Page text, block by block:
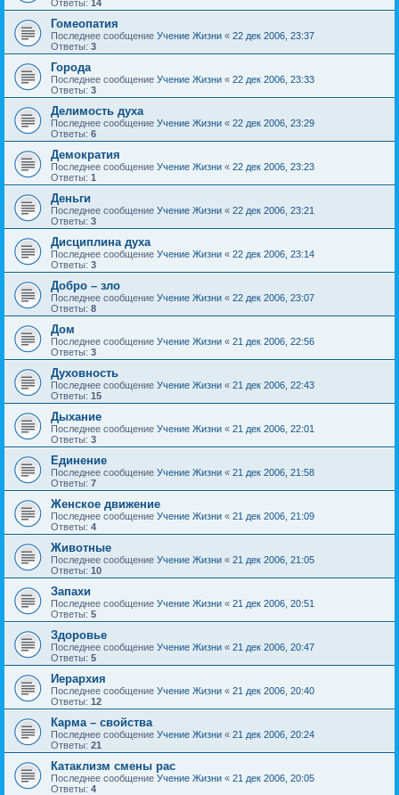
Ответы: 14
Гомеопатия
Последнее сообщение Учение Жизни « 22 дек 2006, 23:37
Ответы: 3
Города
Последнее сообщение Учение Жизни « 22 дек 2006, 23:33
Ответы: 3
Делимость духа
Последнее сообщение Учение Жизни « 22 дек 2006, 23:29
Ответы: 6
Демократия
Последнее сообщение Учение Жизни « 22 дек 2006, 23:23
Ответы: 1
Деньги
Последнее сообщение Учение Жизни « 22 дек 2006, 23:21
Ответы: 3
Дисциплина духа
Последнее сообщение Учение Жизни « 22 дек 2006, 23:14
Ответы: 3
Добро – зло
Последнее сообщение Учение Жизни « 22 дек 2006, 23:07
Ответы: 8
Дом
Последнее сообщение Учение Жизни « 21 дек 2006, 22:56
Ответы: 3
Духовность
Последнее сообщение Учение Жизни « 21 дек 2006, 22:43
Ответы: 15
Дыхание
Последнее сообщение Учение Жизни « 21 дек 2006, 22:01
Ответы: 3
Единение
Последнее сообщение Учение Жизни « 21 дек 2006, 21:58
Ответы: 7
Женское движение
Последнее сообщение Учение Жизни « 21 дек 2006, 21:09
Ответы: 4
Животные
Последнее сообщение Учение Жизни « 21 дек 2006, 21:05
Ответы: 10
Запахи
Последнее сообщение Учение Жизни « 21 дек 2006, 20:51
Ответы: 5
Здоровье
Последнее сообщение Учение Жизни « 21 дек 2006, 20:47
Ответы: 5
Иерархия
Последнее сообщение Учение Жизни « 21 дек 2006, 20:40
Ответы: 12
Карма – свойства
Последнее сообщение Учение Жизни « 21 дек 2006, 20:24
Ответы: 21
Катаклизм смены рас
Последнее сообщение Учение Жизни « 21 дек 2006, 20:05
Ответы: 4